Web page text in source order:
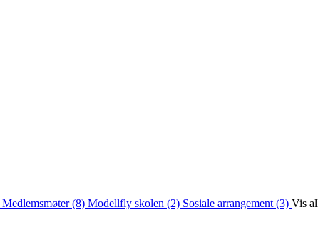
Medlemsmøter (8) Modellfly skolen (2) Sosiale arrangement (3) Vis